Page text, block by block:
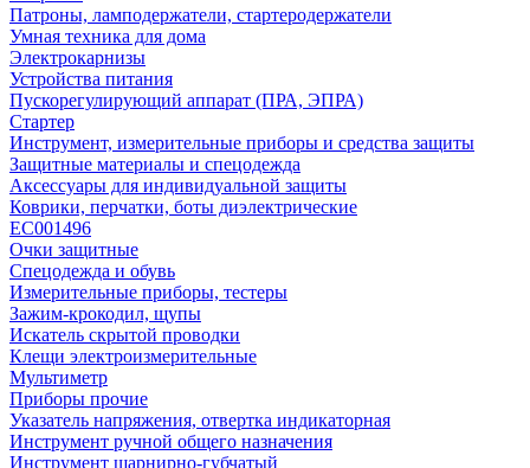
Патроны, ламподержатели, стартеродержатели
Умная техника для дома
Электрокарнизы
Устройства питания
Пускорегулирующий аппарат (ПРА, ЭПРА)
Стартер
Инструмент, измерительные приборы и средства защиты
Защитные материалы и спецодежда
Аксессуары для индивидуальной защиты
Коврики, перчатки, боты диэлектрические
EC001496
Очки защитные
Спецодежда и обувь
Измерительные приборы, тестеры
Зажим-крокодил, щупы
Искатель скрытой проводки
Клещи электроизмерительные
Мультиметр
Приборы прочие
Указатель напряжения, отвертка индикаторная
Инструмент ручной общего назначения
Инструмент шарнирно-губчатый